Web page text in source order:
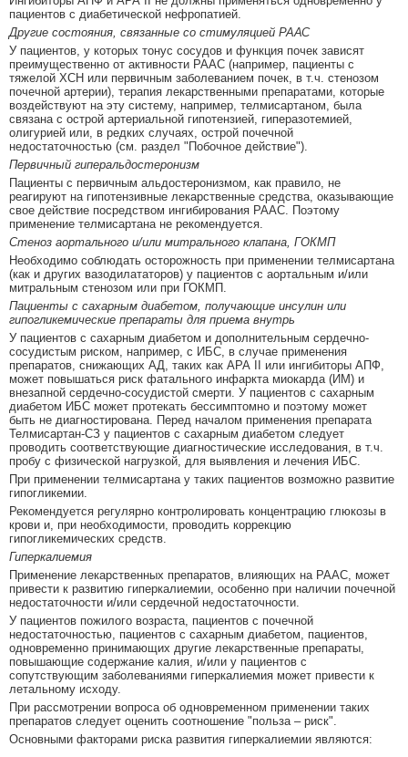
пациентов с диабетической нефропатией.
Другие состояния, связанные со стимуляцией РААС
У пациентов, у которых тонус сосудов и функция почек зависят
преимущественно от активности РААС (например, пациенты с
тяжелой ХСН или первичным заболеванием почек, в т.ч. стенозом
почечной артерии), терапия лекарственными препаратами, которые
воздействуют на эту систему, например, телмисартаном, была
связана с острой артериальной гипотензией, гиперазотемией,
олигурией или, в редких случаях, острой почечной
недостаточностью (см. раздел "Побочное действие").
Первичный гиперальдостеронизм
Пациенты с первичным альдостеронизмом, как правило, не
реагируют на гипотензивные лекарственные средства, оказывающие
свое действие посредством ингибирования РААС. Поэтому
применение телмисартана не рекомендуется.
Стеноз аортального и/или митрального клапана, ГОКМП
Необходимо соблюдать осторожность при применении телмисартана
(как и других вазодилататоров) у пациентов с аортальным и/или
митральным стенозом или при ГОКМП.
Пациенты с сахарным диабетом, получающие инсулин или
гипогликемические препараты для приема внутрь
У пациентов с сахарным диабетом и дополнительным сердечно-
сосудистым риском, например, с ИБС, в случае применения
препаратов, снижающих АД, таких как АРА II или ингибиторы АПФ,
может повышаться риск фатального инфаркта миокарда (ИМ) и
внезапной сердечно-сосудистой смерти. У пациентов с сахарным
диабетом ИБС может протекать бессимптомно и поэтому может
быть не диагностирована. Перед началом применения препарата
Телмисартан-СЗ у пациентов с сахарным диабетом следует
проводить соответствующие диагностические исследования, в т.ч.
пробу с физической нагрузкой, для выявления и лечения ИБС.
При применении телмисартана у таких пациентов возможно развитие
гипогликемии.
Рекомендуется регулярно контролировать концентрацию глюкозы в
крови и, при необходимости, проводить коррекцию
гипогликемических средств.
Гиперкалиемия
Применение лекарственных препаратов, влияющих на РААС, может
привести к развитию гиперкалиемии, особенно при наличии почечной
недостаточности и/или сердечной недостаточности.
У пациентов пожилого возраста, пациентов с почечной
недостаточностью, пациентов с сахарным диабетом, пациентов,
одновременно принимающих другие лекарственные препараты,
повышающие содержание калия, и/или у пациентов с
сопутствующим заболеваниями гиперкалиемия может привести к
летальному исходу.
При рассмотрении вопроса об одновременном применении таких
препаратов следует оценить соотношение "польза – риск".
Основными факторами риска развития гиперкалиемии являются: